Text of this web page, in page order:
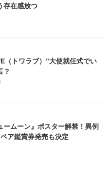
在感放つ
（トワラブ）”大使就任式でい
？
ームーン』ポスター解禁！異例
ア鑑賞券発売も決定